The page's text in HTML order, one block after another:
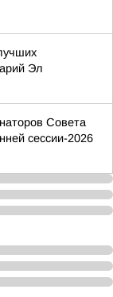
Эл
Совета
сессии-2026